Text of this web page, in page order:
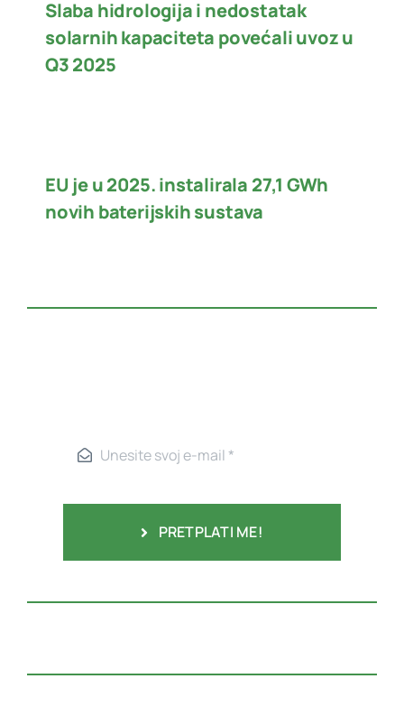
Slaba hidrologija i nedostatak
solarnih kapaciteta povećali uvoz u
Q3 2025
EU je u 2025. instalirala 27,1 GWh
novih baterijskih sustava
PRETPLATI ME!